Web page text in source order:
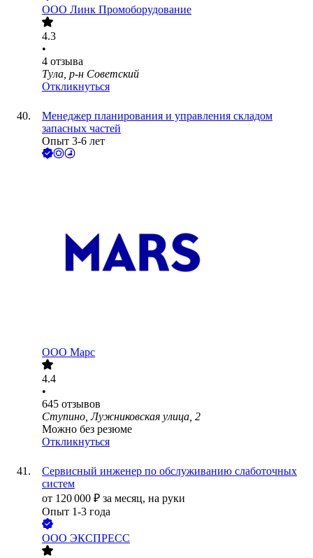
ООО Линк Промоборудование
4.3
•
4 отзыва
Тула, р-н Советский
Откликнуться
Менеджер планирования и управления складом
запасных частей
Опыт 3-6 лет
ООО Марс
4.4
•
645 отзывов
Ступино, Лужниковская улица, 2
Можно без резюме
Откликнуться
Сервисный инженер по обслуживанию слаботочных
систем
от 120 000 ₽ за месяц, на руки
Опыт 1-3 года
ООО ЭКСПРЕСС